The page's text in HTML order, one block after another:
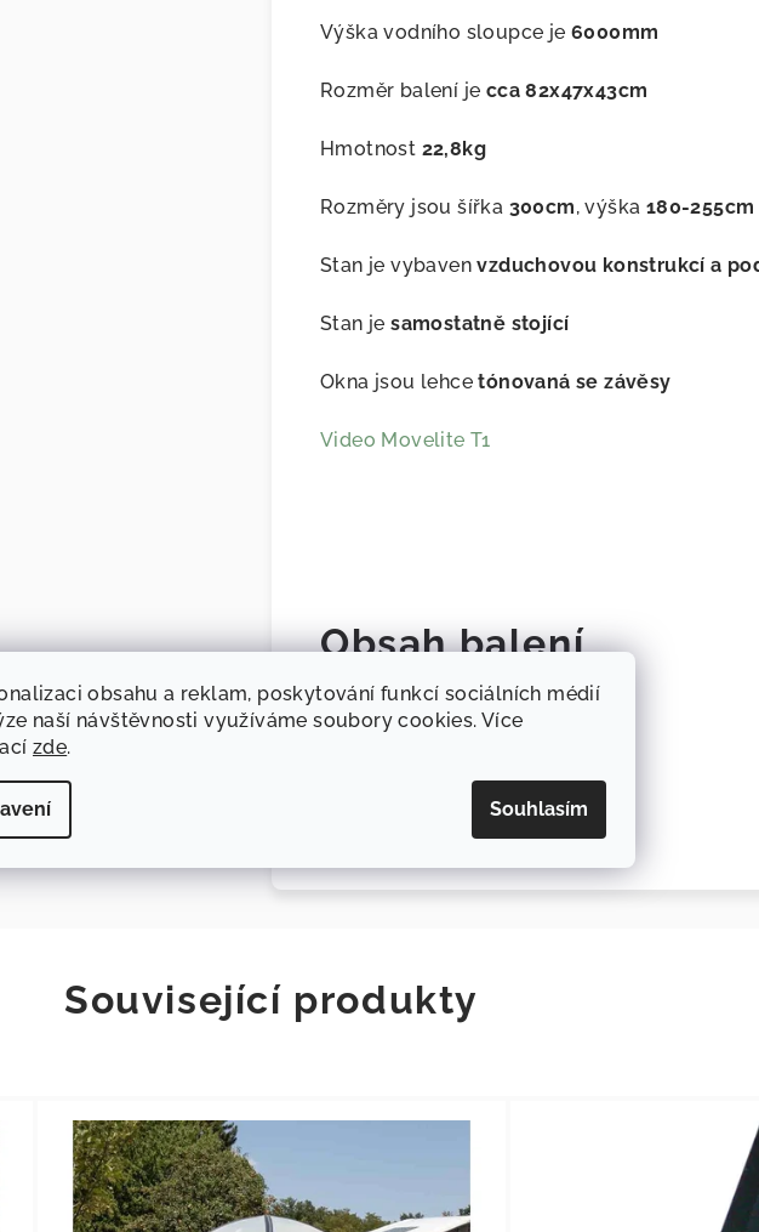
obsahu a reklam, poskytování funkcí sociálních médií
naší návštěvnosti využíváme soubory cookies. Více
zde.
Souhlasím
Výška vodního sloupce je 6000mm
Rozměr balení je cca 82x47x43cm
Hmotnost 22,8kg
Rozměry jsou šířka 300cm, výška 180-255cm
Stan je vybavenvzduchovou konstrukcí a
Stan jesamostatně stojící
Okna jsou lehcetónovaná se závěsy
Video Movelite T1
Obsah balení
stan
lana a kolíky
Související produkty